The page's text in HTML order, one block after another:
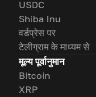
USDC
Shiba Inu
वर्डप्रेस पर
टेलीग्राम के माध्यम से
मूल्य पूर्वानुमान
Bitcoin
XRP